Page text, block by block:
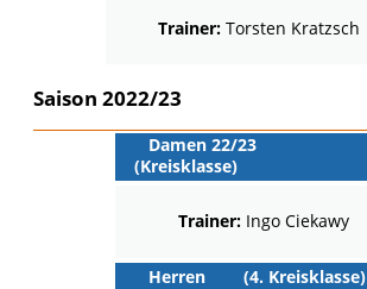
Trainer:Torsten Kratzsch
Saison 2022/23
Damen 22/23
(Kreisklasse)
Trainer:Ingo Ciekawy
Herren (4. Kreisklasse)